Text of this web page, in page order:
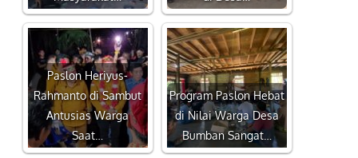
Paslon Heriyus-
Rahmanto di Sambut
Antusias Warga
Saat…
Program Paslon Hebat
di Nilai Warga Desa
Bumban Sangat…